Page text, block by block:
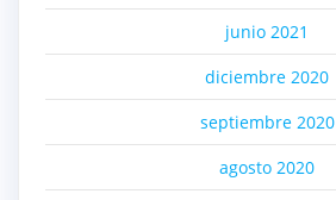
junio 2021
diciembre 2020
septiembre 2020
agosto 2020